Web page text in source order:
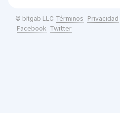
© bitgab LLC Términos Privacidad
Facebook Twitter